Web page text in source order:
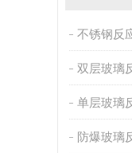
不锈钢反
双层玻璃
单层玻璃
防爆玻璃